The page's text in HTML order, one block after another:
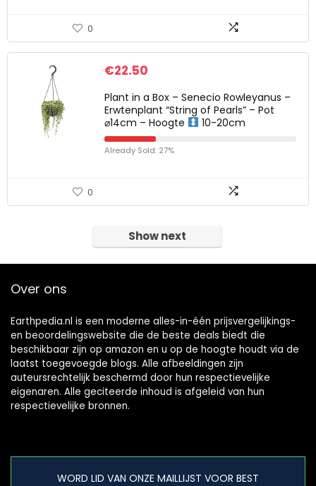
0
€22.50
Plant in a Box – Senecio Rowleyanus –
Erwtenplant “String of Pearls” – Pot
⌀14cm – Hoogte
10-20cm
Already Sold: 27%
0
Show next
Over ons
Earthpedia.nl is een moderne alles-in-één prijsvergelijkings-
en beoordelingswebsite die de beste deals biedt die
beschikbaar zijn op amazon en u op de hoogte houdt via de
laatst toegevoegde blogs. Alle afbeeldingen zijn
auteursrechtelijk beschermd door hun respectievelijke
eigenaren. Alle geciteerde inhoud is afgeleid van hun
respectievelijke bronnen.
WORD LID VAN ONZE MAILLIJST VOOR BEST